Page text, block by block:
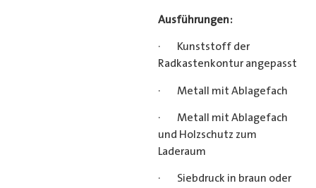
Ausführungen:
· Kunststoff der
Radkastenkontur angepasst
· Metall mit Ablagefach
· Metall mit Ablagefach
und Holzschutz zum
Laderaum
· Siebdruck in braun oder